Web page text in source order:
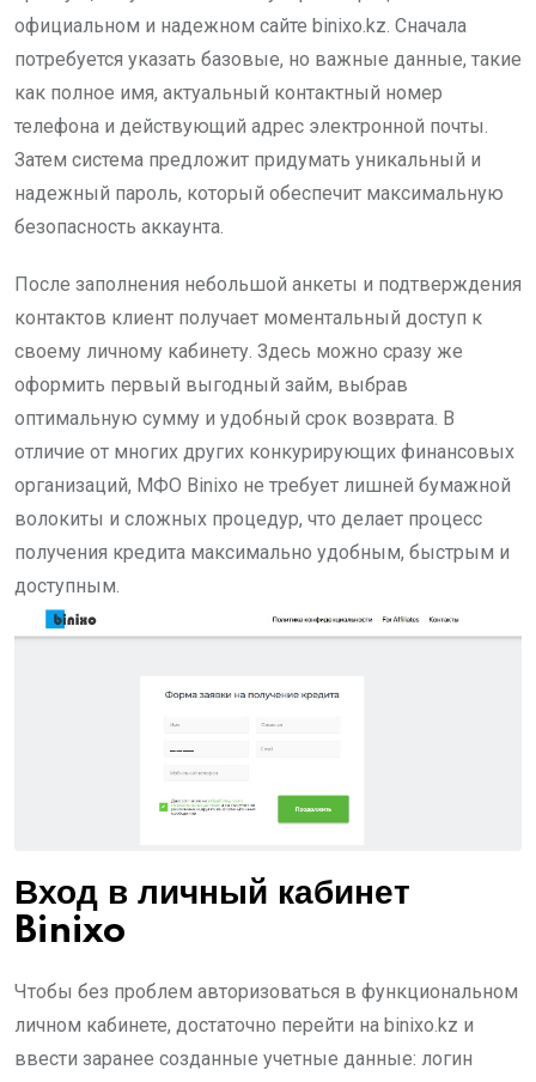
официальном и надежном сайте binixo.kz. Сначала
потребуется указать базовые, но важные данные, такие
как полное имя, актуальный контактный номер
телефона и действующий адрес электронной почты.
Затем система предложит придумать уникальный и
надежный пароль, который обеспечит максимальную
безопасность аккаунта.
После заполнения небольшой анкеты и подтверждения
контактов клиент получает моментальный доступ к
своему личному кабинету. Здесь можно сразу же
оформить первый выгодный займ, выбрав
оптимальную сумму и удобный срок возврата. В
отличие от многих других конкурирующих финансовых
организаций, МФО Binixo не требует лишней бумажной
волокиты и сложных процедур, что делает процесс
получения кредита максимально удобным, быстрым и
доступным.
Вход в личный кабинет
Binixo
Чтобы без проблем авторизоваться в функциональном
личном кабинете, достаточно перейти на binixo.kz и
ввести заранее созданные учетные данные: логин